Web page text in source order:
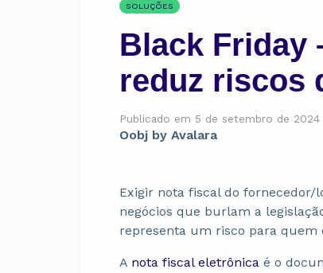
SOLUÇÕES
Black Friday
reduz riscos
Publicado em 5 de setembro de 2024
Oobj by Avalara
Exigir nota fiscal do fornecedor/
negócios que burlam a
representa um risco para quem
A nota fiscal eletrônica é o